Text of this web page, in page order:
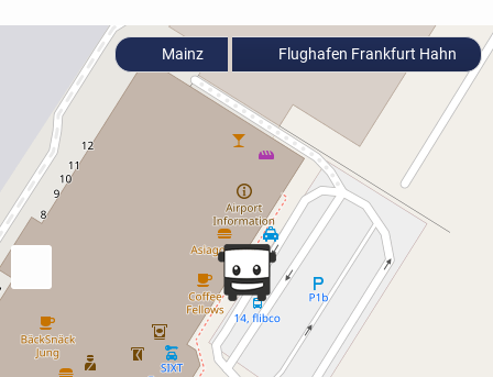
Mainz Flughafen Frankfurt Hahn